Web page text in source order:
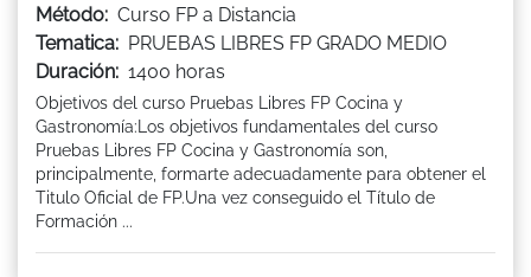
Método: Curso FP a Distancia
Tematica: PRUEBAS LIBRES FP GRADO MEDIO
Duración: 1400 horas
Objetivos del curso Pruebas Libres FP Cocina y
Gastronomía:Los objetivos fundamentales del curso
Pruebas Libres FP Cocina y Gastronomía son,
principalmente, formarte adecuadamente para obtener el
Titulo Oficial de FP.Una vez conseguido el Título de
Formación ...